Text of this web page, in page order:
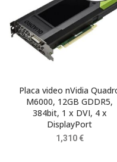
Placa video nVidia
M6000, 12GB GDDR5,
384bit, 1 x DVI, 4 x
DisplayPort
1,310 €